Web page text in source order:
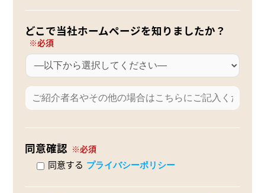
どこで当社ホームページを知りましたか？
同意確認
同意する プライバシーポリシー